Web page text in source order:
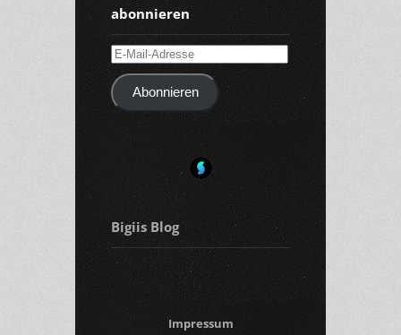
abonnieren
E-
Mail-
AdresseAbonnieren
Bigiis Blog
Impressum